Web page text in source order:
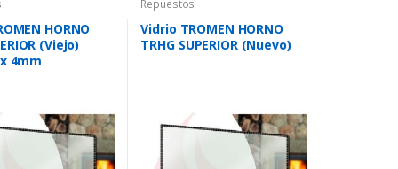
HORNO
(Viejo)
4mm
Repuestos
Vidrio TROMEN HORNO
TRHG SUPERIOR (Nuevo)